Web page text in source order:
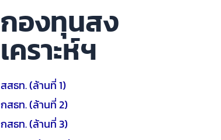
กองทุนสง
เคราะห์ฯ
สสธท. (ล้านที่ 1)
กสธท. (ล้านที่ 2)
กสธท. (ล้านที่ 3)